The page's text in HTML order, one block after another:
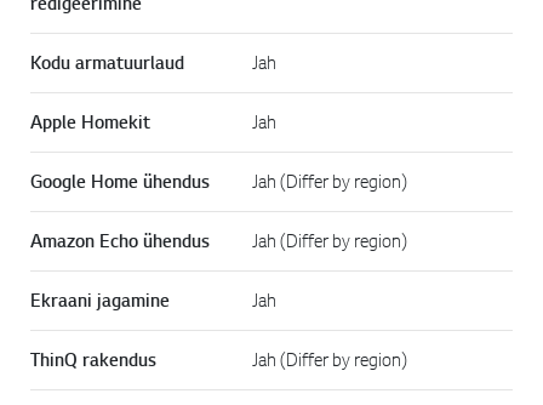
Kodu armatuurlaud Jah
Apple Homekit Jah
Google Home ühendus Jah (Differ by region)
Amazon Echo ühendus Jah (Differ by region)
Ekraani jagamine Jah
ThinQ rakendus Jah (Differ by region)